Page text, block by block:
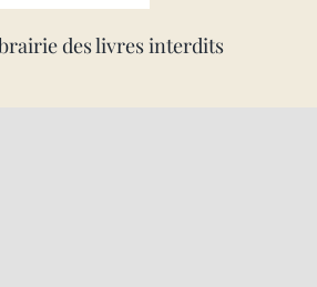
des livres interdits